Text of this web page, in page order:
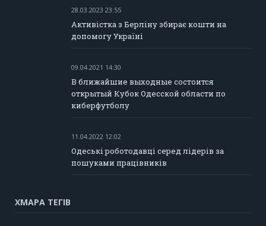
28.03.2023 23:55
Активістка з Берліну збирає кошти на
допомогу Україні
09.04.2021 14:30
В ближайшие выходные состоится
открытый Кубок Одесской области по
киберфутболу
11.04.2022 12:02
Одеські роботодавці серед лідерів за
пошуками працівників
ХМАРА ТЕГІВ